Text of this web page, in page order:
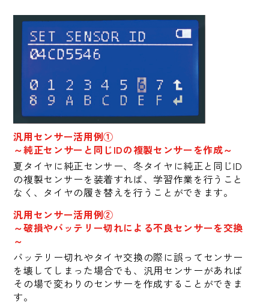
汎用センサー活用例①
～純正センサーと同じIDの複製センサーを作成～
夏タイヤに純正センサー、冬タイヤに純正と同じID
の複製センサーを装着すれば、学習作業を行うこと
なく、タイヤの履き替えを行うことができます。
汎用センサー活用例②
～破損やバッテリー切れによる不良センサーを交換
～
バッテリー切れやタイヤ交換の際に誤ってセンサー
を壊してしまった場合でも、汎用センサーがあれば
その場で変わりのセンサーを作成することができま
す。